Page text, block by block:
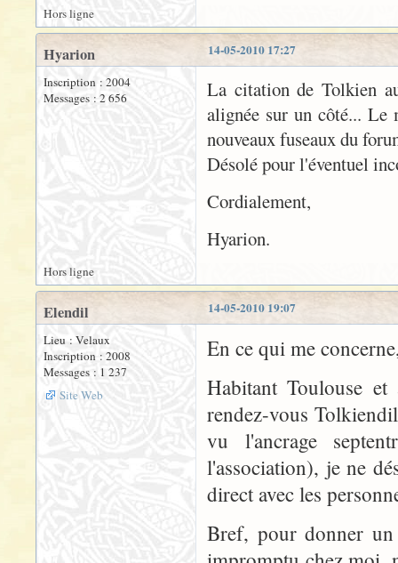
Hors ligne
14-05-2010 17:27
Hyarion
Inscription : 2004
Messages : 2 656
La citation de Tolkien
alignée sur un côté... Le
nouveaux fuseaux du
Désolé pour l'éventuel
Cordialement,
Hyarion.
Hors ligne
14-05-2010 19:07
Elendil
Lieu : Velaux
Inscription : 2008
Messages : 1 237
Site Web
En ce qui me
Habitant Toulouse
rendez-vous
vu l'ancrage
l'association), je ne
direct avec les
Bref, pour donner